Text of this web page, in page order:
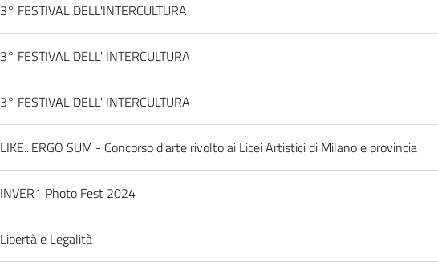
3° FESTIVAL DELL'INTERCULTURA
3° FESTIVAL DELL' INTERCULTURA
3° FESTIVAL DELL' INTERCULTURA
LIKE...ERGO SUM - Concorso d'arte rivolto ai Licei Artistici di Milano e provincia
INVER1 Photo Fest 2024
Libertà e Legalità